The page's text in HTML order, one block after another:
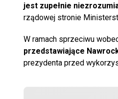
jest zupełnie
rządowej stronie
W ramach sprzeciwu
przedstawiające
prezydenta przed